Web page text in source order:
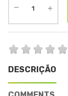
DESCRIÇÃO